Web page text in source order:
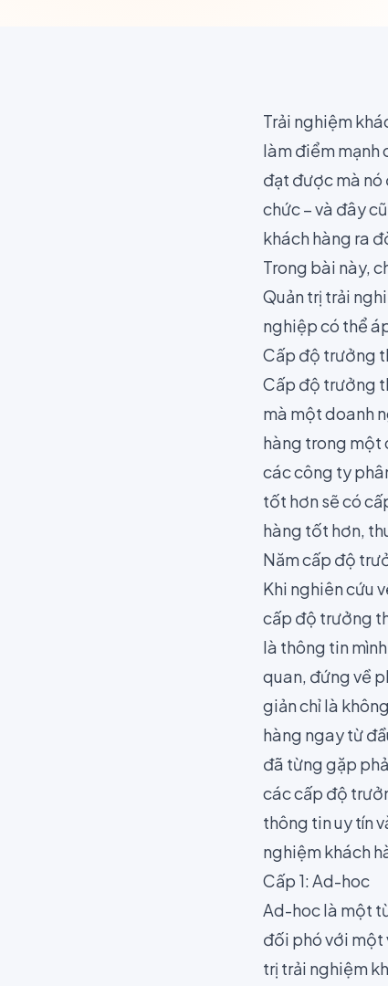
Trải nghiệm
làm điểm mạnh
đạt được mà nó
chức – và đây
khách hàng ra
Trong bài này,
Quản trị trải
nghiệp có thể
Cấp độ trưởng
Cấp độ trưởng
mà một doanh
hàng trong một
các công ty
tốt hơn sẽ có
hàng tốt hơn,
Năm cấp độ
Khi nghiên cứu
cấp độ trưởng
là thông tin
quan, đứng về
giản chỉ là
hàng ngay từ
đã từng gặp
các cấp độ
thông tin uy tín
nghiệm khách
Cấp 1: Ad-hoc
Ad-hoc là một
đối phó với một
trị trải nghiệm